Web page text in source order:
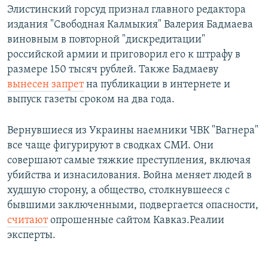
Элистинский горсуд признал главного редактора
издания "Свободная Калмыкия" Валерия Бадмаева
виновным в повторной "дискредитации"
российской армии и приговорил его к штрафу в
размере 150 тысяч рублей. Также Бадмаеву
вынесен запретна публикации в интернете и
выпуск газеты сроком на два года.
Вернувшиеся из Украины наемники ЧВК "Вагнера"
все чаще фигурируют в сводках СМИ. Они
совершают самые тяжкие преступления, включая
убийства и изнасилования. Война меняет людей в
худшую сторону, а общество, столкнувшееся с
бывшими заключенными, подвергается опасности,
считаютопрошенные сайтом Кавказ.Реалии
эксперты.